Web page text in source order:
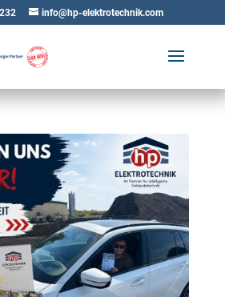
info@hp-elektrotechnik.com